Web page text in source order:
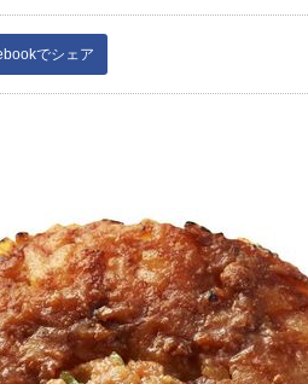
でシェア